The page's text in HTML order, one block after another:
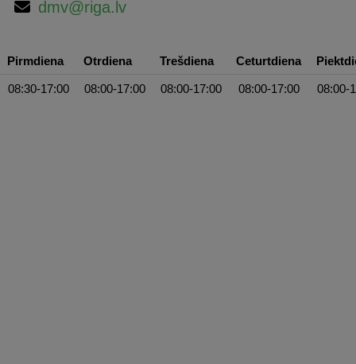
dmv@riga.lv
Pirmdiena Otrdiena Trešdiena Ceturtdiena
08:30-17:00 08:00-17:00 08:00-17:00 08:00-17:00 08:00-